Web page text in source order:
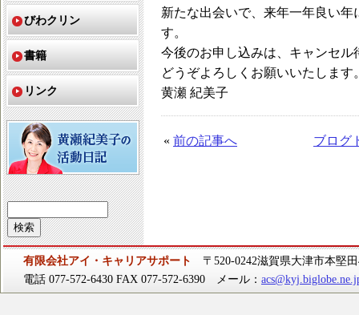
新たな出会いで、来年一年良い
す。
今後のお申し込みは、キャンセ
どうぞよろしくお願いいたします
黄瀬 紀美子
« 前の記事へ ブログ
びわクリン
書籍
リンク
有限会社アイ・キャリアサポート
〒520-0242滋賀県大津市本堅
電話 077-572-6430 FAX 077-572-6390 メール：